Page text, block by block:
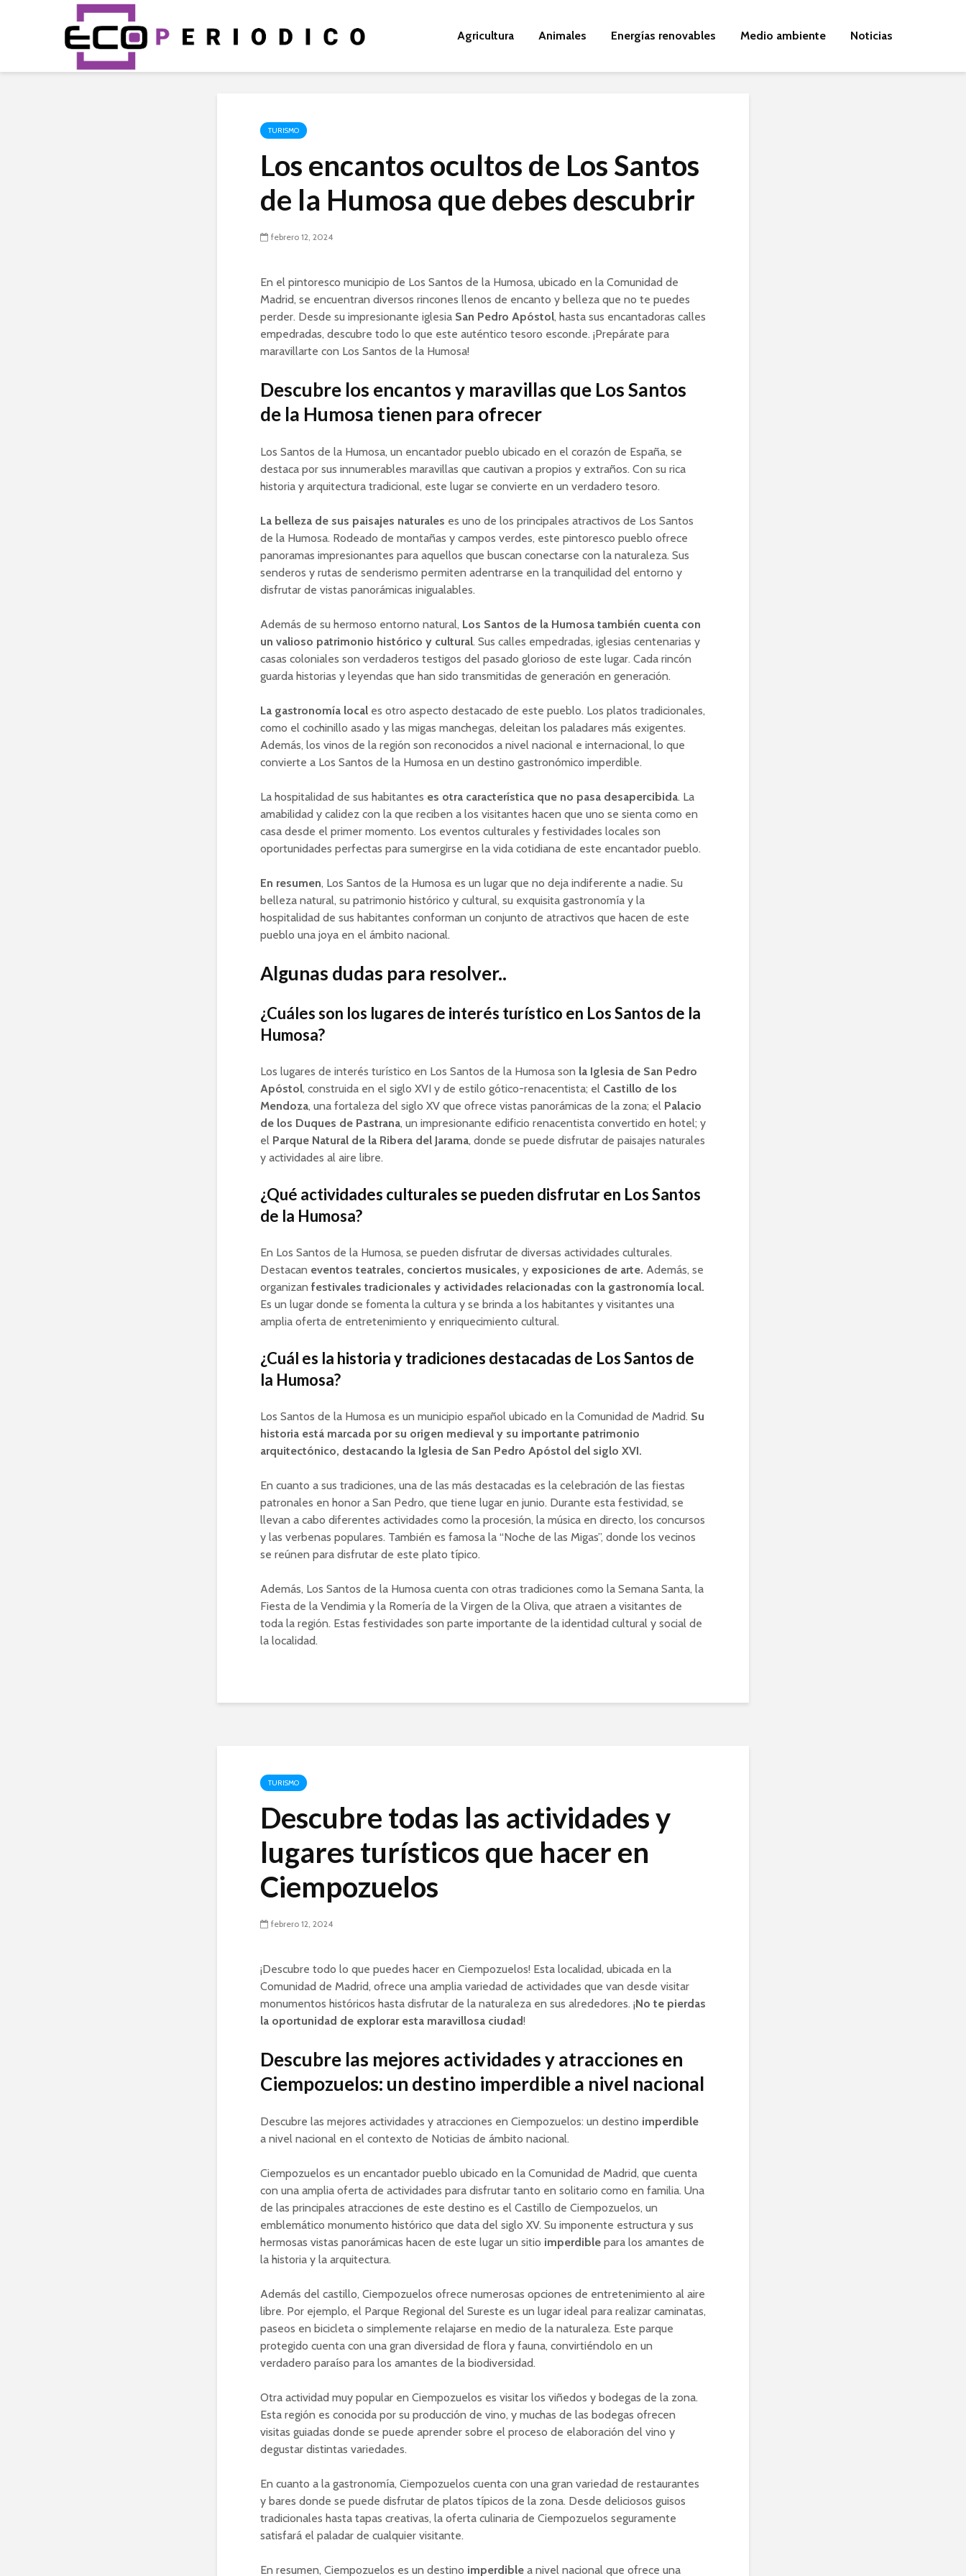
Agricultura Animales Energías renovables Medio ambiente Noticias
TURISMO
Los encantos ocultos de Los Santos
de la Humosa que debes descubrir
febrero 12, 2024
En el pintoresco municipio de Los Santos de la Humosa, ubicado en la Comunidad de
Madrid, se encuentran diversos rincones llenos de encanto y belleza que no te puedes
perder. Desde su impresionante iglesia San Pedro Apóstol, hasta sus encantadoras calles
empedradas, descubre todo lo que este auténtico tesoro esconde. ¡Prepárate para
maravillarte con Los Santos de la Humosa!
Descubre los encantos y maravillas que Los Santos
de la Humosa tienen para ofrecer
Los Santos de la Humosa, un encantador pueblo ubicado en el corazón de España, se
destaca por sus innumerables maravillas que cautivan a propios y extraños. Con su rica
historia y arquitectura tradicional, este lugar se convierte en un verdadero tesoro.
La belleza de sus paisajes naturales es uno de los principales atractivos de Los Santos
de la Humosa. Rodeado de montañas y campos verdes, este pintoresco pueblo ofrece
panoramas impresionantes para aquellos que buscan conectarse con la naturaleza. Sus
senderos y rutas de senderismo permiten adentrarse en la tranquilidad del entorno y
disfrutar de vistas panorámicas inigualables.
Además de su hermoso entorno natural, Los Santos de la Humosa también cuenta con
un valioso patrimonio histórico y cultural. Sus calles empedradas, iglesias centenarias y
casas coloniales son verdaderos testigos del pasado glorioso de este lugar. Cada rincón
guarda historias y leyendas que han sido transmitidas de generación en generación.
La gastronomía local es otro aspecto destacado de este pueblo. Los platos tradicionales,
como el cochinillo asado y las migas manchegas, deleitan los paladares más exigentes.
Además, los vinos de la región son reconocidos a nivel nacional e internacional, lo que
convierte a Los Santos de la Humosa en un destino gastronómico imperdible.
La hospitalidad de sus habitantes es otra característica que no pasa desapercibida. La
amabilidad y calidez con la que reciben a los visitantes hacen que uno se sienta como en
casa desde el primer momento. Los eventos culturales y festividades locales son
oportunidades perfectas para sumergirse en la vida cotidiana de este encantador pueblo.
En resumen, Los Santos de la Humosa es un lugar que no deja indiferente a nadie. Su
belleza natural, su patrimonio histórico y cultural, su exquisita gastronomía y la
hospitalidad de sus habitantes conforman un conjunto de atractivos que hacen de este
pueblo una joya en el ámbito nacional.
Algunas dudas para resolver..
¿Cuáles son los lugares de interés turístico en Los Santos de la
Humosa?
Los lugares de interés turístico en Los Santos de la Humosa son la Iglesia de San Pedro
Apóstol, construida en el siglo XVI y de estilo gótico-renacentista; el Castillo de los
Mendoza, una fortaleza del siglo XV que ofrece vistas panorámicas de la zona; el Palacio
de los Duques de Pastrana, un impresionante edificio renacentista convertido en hotel; y
el Parque Natural de la Ribera del Jarama, donde se puede disfrutar de paisajes naturales
y actividades al aire libre.
¿Qué actividades culturales se pueden disfrutar en Los Santos
de la Humosa?
En Los Santos de la Humosa, se pueden disfrutar de diversas actividades culturales.
Destacan eventos teatrales, conciertos musicales, y exposiciones de arte. Además, se
organizan festivales tradicionales y actividades relacionadas con la gastronomía local.
Es un lugar donde se fomenta la cultura y se brinda a los habitantes y visitantes una
amplia oferta de entretenimiento y enriquecimiento cultural.
¿Cuál es la historia y tradiciones destacadas de Los Santos de
la Humosa?
Los Santos de la Humosa es un municipio español ubicado en la Comunidad de Madrid. Su
historia está marcada por su origen medieval y su importante patrimonio
arquitectónico, destacando la Iglesia de San Pedro Apóstol del siglo XVI.
En cuanto a sus tradiciones, una de las más destacadas es la celebración de las fiestas
patronales en honor a San Pedro, que tiene lugar en junio. Durante esta festividad, se
llevan a cabo diferentes actividades como la procesión, la música en directo, los concursos
y las verbenas populares. También es famosa la “Noche de las Migas”, donde los vecinos
se reúnen para disfrutar de este plato típico.
Además, Los Santos de la Humosa cuenta con otras tradiciones como la Semana Santa, la
Fiesta de la Vendimia y la Romería de la Virgen de la Oliva, que atraen a visitantes de
toda la región. Estas festividades son parte importante de la identidad cultural y social de
la localidad.
TURISMO
Descubre todas las actividades y
lugares turísticos que hacer en
Ciempozuelos
febrero 12, 2024
¡Descubre todo lo que puedes hacer en Ciempozuelos! Esta localidad, ubicada en la
Comunidad de Madrid, ofrece una amplia variedad de actividades que van desde visitar
monumentos históricos hasta disfrutar de la naturaleza en sus alrededores. ¡No te pierdas
la oportunidad de explorar esta maravillosa ciudad!
Descubre las mejores actividades y atracciones en
Ciempozuelos: un destino imperdible a nivel nacional
Descubre las mejores actividades y atracciones en Ciempozuelos: un destino imperdible
a nivel nacional en el contexto de Noticias de ámbito nacional.
Ciempozuelos es un encantador pueblo ubicado en la Comunidad de Madrid, que cuenta
con una amplia oferta de actividades para disfrutar tanto en solitario como en familia. Una
de las principales atracciones de este destino es el Castillo de Ciempozuelos, un
emblemático monumento histórico que data del siglo XV. Su imponente estructura y sus
hermosas vistas panorámicas hacen de este lugar un sitio imperdible para los amantes de
la historia y la arquitectura.
Además del castillo, Ciempozuelos ofrece numerosas opciones de entretenimiento al aire
libre. Por ejemplo, el Parque Regional del Sureste es un lugar ideal para realizar caminatas,
paseos en bicicleta o simplemente relajarse en medio de la naturaleza. Este parque
protegido cuenta con una gran diversidad de flora y fauna, convirtiéndolo en un
verdadero paraíso para los amantes de la biodiversidad.
Otra actividad muy popular en Ciempozuelos es visitar los viñedos y bodegas de la zona.
Esta región es conocida por su producción de vino, y muchas de las bodegas ofrecen
visitas guiadas donde se puede aprender sobre el proceso de elaboración del vino y
degustar distintas variedades.
En cuanto a la gastronomía, Ciempozuelos cuenta con una gran variedad de restaurantes
y bares donde se puede disfrutar de platos típicos de la zona. Desde deliciosos guisos
tradicionales hasta tapas creativas, la oferta culinaria de Ciempozuelos seguramente
satisfará el paladar de cualquier visitante.
En resumen, Ciempozuelos es un destino imperdible a nivel nacional que ofrece una